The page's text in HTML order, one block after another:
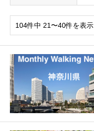
104件中 21〜40件を表示